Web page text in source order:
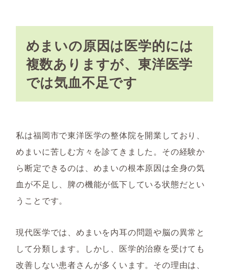
めまいの原因は医学的には
複数ありますが、東洋医学
では気血不足です
私は福岡市で東洋医学の整体院を開業しており、
めまいに苦しむ方々を診てきました。その経験か
ら断定できるのは、めまいの根本原因は全身の気
血が不足し、脾の機能が低下している状態だとい
うことです。
現代医学では、めまいを内耳の問題や脳の異常と
して分類します。しかし、医学的治療を受けても
改善しない患者さんが多くいます。その理由は、